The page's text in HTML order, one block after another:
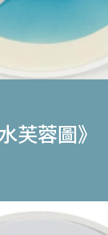
芙蓉圖》